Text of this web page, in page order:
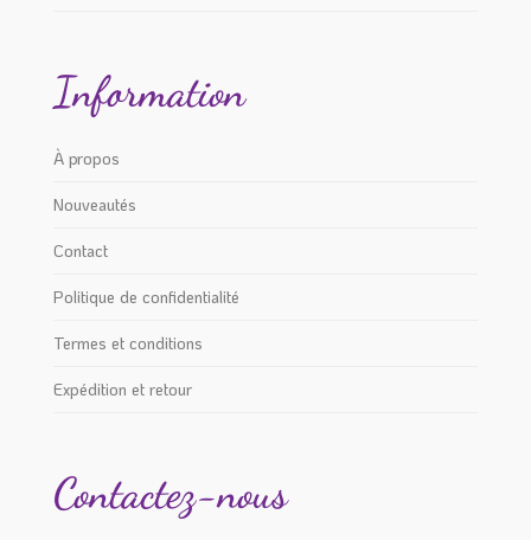
Information
À propos
Nouveautés
Contact
Politique de confidentialité
Termes et conditions
Expédition et retour
Contactez-nous